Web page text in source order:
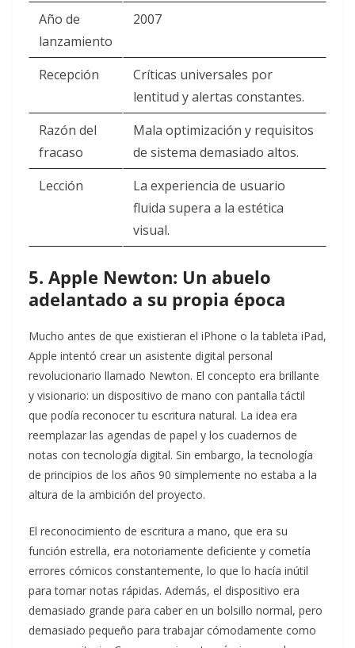
Año de
lanzamiento
2007
Recepción
Críticas universales por
lentitud y alertas constantes.
Razón del
fracaso
Mala optimización y requisitos
de sistema demasiado altos.
Lección
La experiencia de usuario
fluida supera a la estética
visual.
5. Apple Newton: Un abuelo
adelantado a su propia época
Mucho antes de que existieran el iPhone o la tableta iPad,
Apple intentó crear un asistente digital personal
revolucionario llamado Newton. El concepto era brillante
y visionario: un dispositivo de mano con pantalla táctil
que podía reconocer tu escritura natural. La idea era
reemplazar las agendas de papel y los cuadernos de
notas con tecnología digital. Sin embargo, la tecnología
de principios de los años 90 simplemente no estaba a la
altura de la ambición del proyecto.
El reconocimiento de escritura a mano, que era su
función estrella, era notoriamente deficiente y cometía
errores cómicos constantemente, lo que lo hacía inútil
para tomar notas rápidas. Además, el dispositivo era
demasiado grande para caber en un bolsillo normal, pero
demasiado pequeño para trabajar cómodamente como